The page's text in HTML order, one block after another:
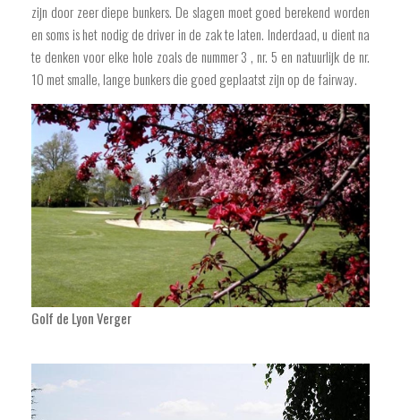
zijn door zeer diepe bunkers. De slagen moet goed berekend worden
en soms is het nodig de driver in de zak te laten. Inderdaad, u dient na
te denken voor elke hole zoals de nummer 3 , nr. 5 en natuurlijk de nr.
10 met smalle, lange bunkers die goed geplaatst zijn op de fairway.
Golf de Lyon Verger